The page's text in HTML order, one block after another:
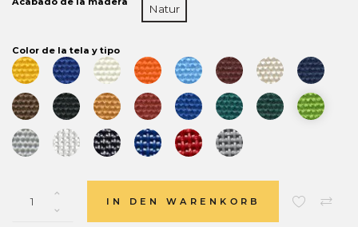
Natur
Color de la tela y tipo
IN DEN WARENKORB